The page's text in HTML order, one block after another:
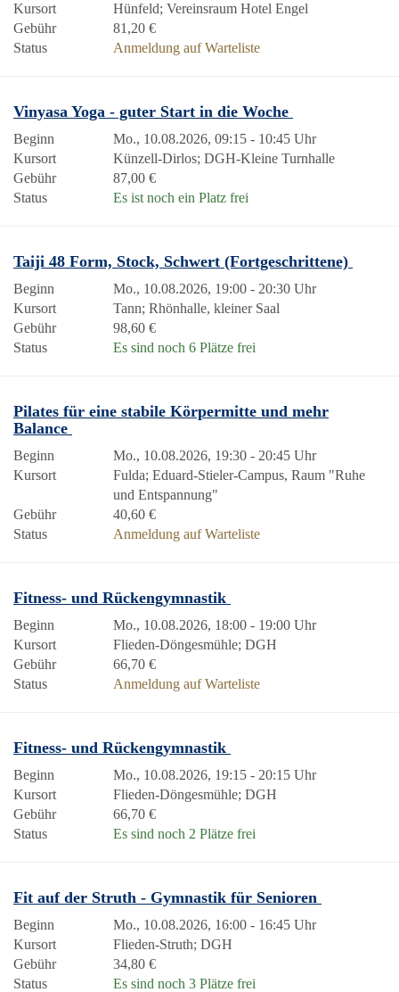
Kursort
Hünfeld; Vereinsraum Hotel Engel
Gebühr
81,20 €
Status
Anmeldung auf Warteliste
Vinyasa Yoga - guter Start in die Woche
Beginn
Mo., 10.08.2026, 09:15 - 10:45 Uhr
Kursort
Künzell-Dirlos; DGH-Kleine Turnhalle
Gebühr
87,00 €
Status
Es ist noch ein Platz frei
Taiji 48 Form, Stock, Schwert (Fortgeschrittene)
Beginn
Mo., 10.08.2026, 19:00 - 20:30 Uhr
Kursort
Tann; Rhönhalle, kleiner Saal
Gebühr
98,60 €
Status
Es sind noch 6 Plätze frei
Pilates für eine stabile Körpermitte und mehr
Balance
Beginn
Mo., 10.08.2026, 19:30 - 20:45 Uhr
Kursort
Fulda; Eduard-Stieler-Campus, Raum "Ruhe
und Entspannung"
Gebühr
40,60 €
Status
Anmeldung auf Warteliste
Fitness- und Rückengymnastik
Beginn
Mo., 10.08.2026, 18:00 - 19:00 Uhr
Kursort
Flieden-Döngesmühle; DGH
Gebühr
66,70 €
Status
Anmeldung auf Warteliste
Fitness- und Rückengymnastik
Beginn
Mo., 10.08.2026, 19:15 - 20:15 Uhr
Kursort
Flieden-Döngesmühle; DGH
Gebühr
66,70 €
Status
Es sind noch 2 Plätze frei
Fit auf der Struth - Gymnastik für Senioren
Beginn
Mo., 10.08.2026, 16:00 - 16:45 Uhr
Kursort
Flieden-Struth; DGH
Gebühr
34,80 €
Status
Es sind noch 3 Plätze frei